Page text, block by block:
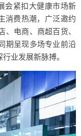
会紧扣大健康市场新
消费热潮，广泛邀约
、电商、商超百货、
期呈现多场专业前沿
业发展新脉搏。